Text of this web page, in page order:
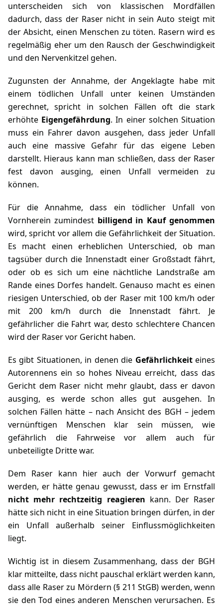
unterscheiden sich von klassischen Mordfällen
dadurch, dass der Raser nicht in sein Auto steigt mit
der Absicht, einen Menschen zu töten. Rasern wird es
regelmäßig eher um den Rausch der Geschwindigkeit
und den Nervenkitzel gehen.
Zugunsten der Annahme, der Angeklagte habe mit
einem tödlichen Unfall unter keinen Umständen
gerechnet, spricht in solchen Fällen oft die stark
erhöhte Eigengefährdung. In einer solchen Situation
muss ein Fahrer davon ausgehen, dass jeder Unfall
auch eine massive Gefahr für das eigene Leben
darstellt. Hieraus kann man schließen, dass der Raser
fest davon ausging, einen Unfall vermeiden zu
können.
Für die Annahme, dass ein tödlicher Unfall von
Vornherein zumindest billigend in Kauf genommen
wird, spricht vor allem die Gefährlichkeit der Situation.
Es macht einen erheblichen Unterschied, ob man
tagsüber durch die Innenstadt einer Großstadt fährt,
oder ob es sich um eine nächtliche Landstraße am
Rande eines Dorfes handelt. Genauso macht es einen
riesigen Unterschied, ob der Raser mit 100 km/h oder
mit 200 km/h durch die Innenstadt fährt. Je
gefährlicher die Fahrt war, desto schlechtere Chancen
wird der Raser vor Gericht haben.
Es gibt Situationen, in denen die Gefährlichkeiteines
Autorennens ein so hohes Niveau erreicht, dass das
Gericht dem Raser nicht mehr glaubt, dass er davon
ausging, es werde schon alles gut ausgehen. In
solchen Fällen hätte – nach Ansicht des BGH – jedem
vernünftigen Menschen klar sein müssen, wie
gefährlich die Fahrweise vor allem auch für
unbeteiligte Dritte war.
Dem Raser kann hier auch der Vorwurf gemacht
werden, er hätte genau gewusst, dass er im Ernstfall
nicht mehr rechtzeitig reagieren kann. Der Raser
hätte sich nicht in eine Situation bringen dürfen, in der
ein Unfall außerhalb seiner Einflussmöglichkeiten
liegt.
Wichtig ist in diesem Zusammenhang, dass der BGH
klar mitteilte, dass nicht pauschal erklärt werden kann,
dass alle Raser zu Mördern (§ 211 StGB) werden, wenn
sie den Tod eines anderen Menschen verursachen. Es